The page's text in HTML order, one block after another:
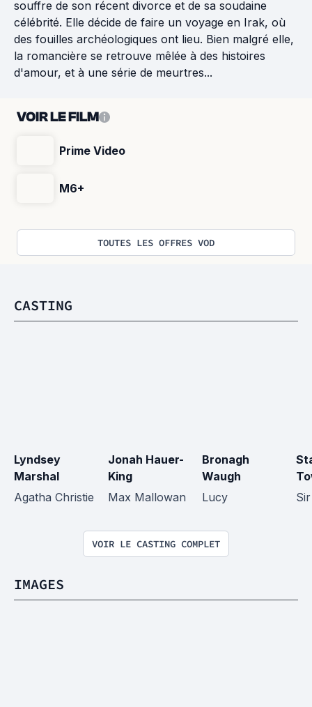
souffre de son récent divorce et de sa soudaine
célébrité. Elle décide de faire un voyage en Irak, où
des fouilles archéologiques ont lieu. Bien malgré elle,
la romancière se retrouve mêlée à des histoires
d'amour, et à une série de meurtres...
VOIR LE FILM
Prime Video
M6+
TOUTES LES OFFRES VOD
CASTING
Lyndsey
Marshal
Agatha Christie
Jonah Hauer-
King
Max Mallowan
Bronagh
Waugh
Lucy
VOIR LE CASTING COMPLET
IMAGES